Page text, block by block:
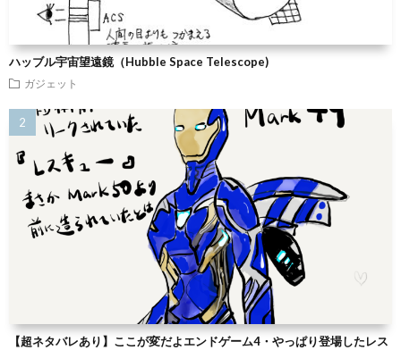
ハッブル宇宙望遠鏡（Hubble Space Telescope)
ガジェット
【超ネタバレあり】ここが変だよエンドゲーム4・やっぱり登場したレス